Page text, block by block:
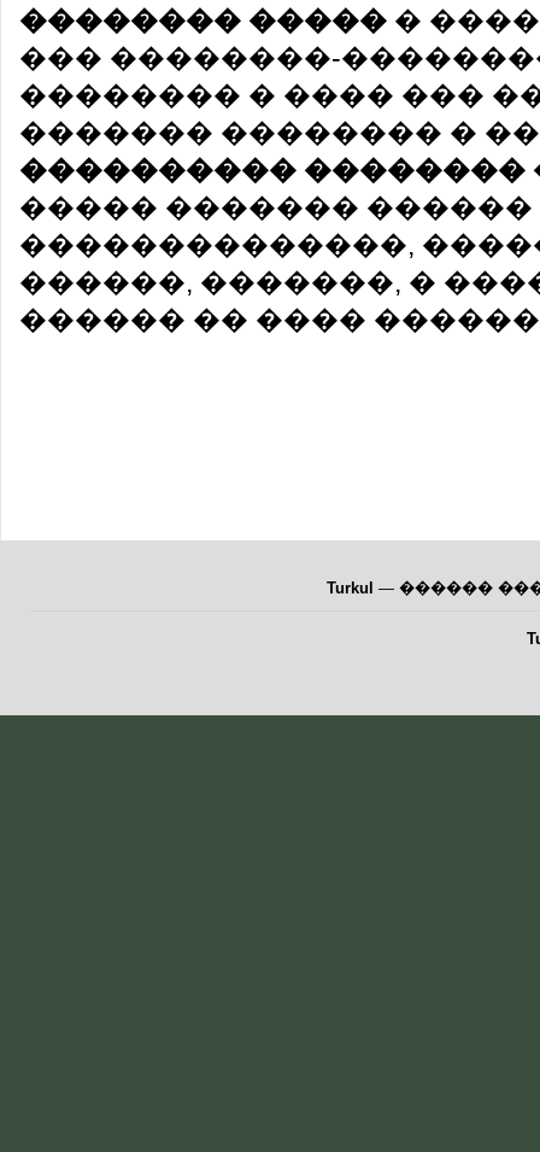
�������� ����� �
��� ��������-
�������� � ���� ���
������� �������� �
���������� ��������
����� ������� ������
��������������,
������, �������, �
������ �� ����
Turkul — ������